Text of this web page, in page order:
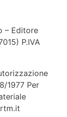
– Editore
P.IVA
1977 Per